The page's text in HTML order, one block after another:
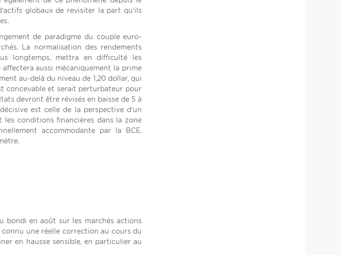
globaux de revisiter la part qu’ils
de paradigme du couple euro-
La normalisation des rendements
longtemps, mettra en difficulté les
aussi mécaniquement la prime
au-delà du niveau de 1,20 dollar, qui
concevable et serait perturbateur pour
devront être révisés en baisse de 5 à
est celle de la perspective d’un
conditions financières dans la zone
accommodante par la BCE.
bondi en août sur les marchés actions
une réelle correction au cours du
en hausse sensible, en particulier au